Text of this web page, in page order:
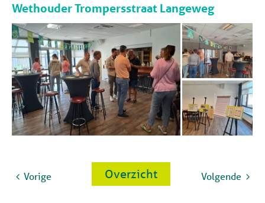
Wethouder Trompersstraat Langeweg
Volgende
Overzicht
Vorige